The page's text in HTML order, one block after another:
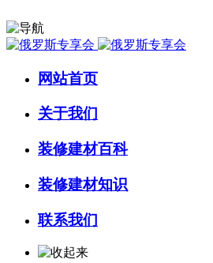
网站首页
关于我们
装修建材百科
装修建材知识
联系我们